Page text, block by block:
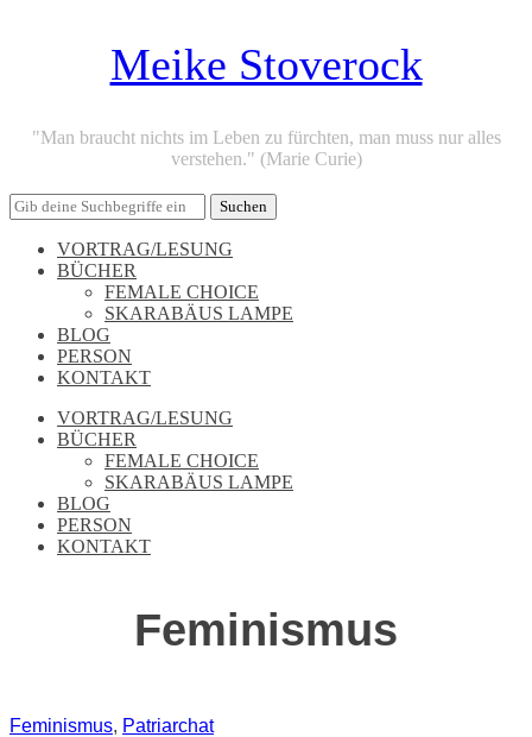
Meike Stoverock
"Man braucht nichts im Leben zu fürchten, man muss nur alles
verstehen." (Marie Curie)
VORTRAG/LESUNG
BÜCHER
FEMALE CHOICE
SKARABÄUS LAMPE
BLOG
PERSON
KONTAKT
VORTRAG/LESUNG
BÜCHER
FEMALE CHOICE
SKARABÄUS LAMPE
BLOG
PERSON
KONTAKT
Feminismus
Feminismus, Patriarchat